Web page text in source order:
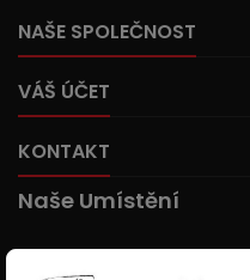
NAŠE SPOLEČNOST
VÁŠ ÚČET
KONTAKT
Naše Umístění